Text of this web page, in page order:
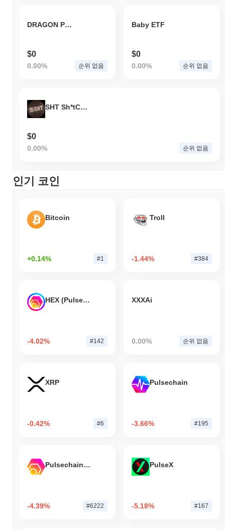
DRAGON PEPE
$0
0.00% 순위 없음
Baby ETF
$0
0.00% 순위 없음
SHT Sh*tCoin
$0
0.00% 순위 없음
인기 코인
Bitcoin
+0.14% #1
Troll
-1.44% #384
HEX (Pulsechain)
-4.02% #142
XXXAi
0.00% 순위 없음
XRP
-0.42% #6
Pulsechain
-3.66% #195
Pulsechain Bridged HEX (Pulsechain)
-4.39% #6222
PulseX
-5.18% #167